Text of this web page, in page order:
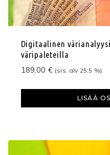
Digitaalinen
väripaleteilla
189,00 € (sis. alv 25,5 %)
LISÄÄ